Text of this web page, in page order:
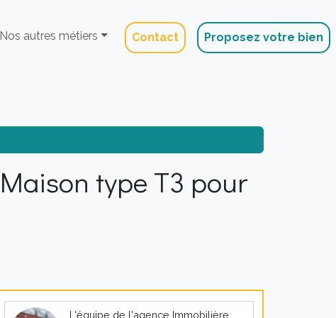
Nos autres métiers Contact Proposez votre bien
Maison type T3 pour
L'équipe de l'agence Immobilière